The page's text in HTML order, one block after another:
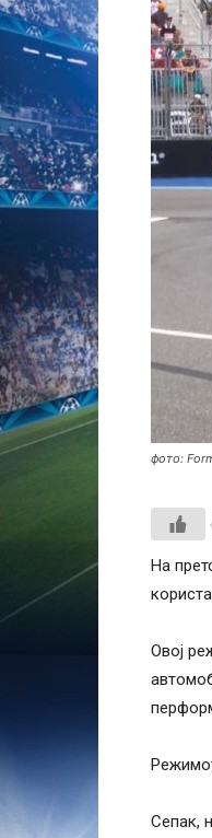
фото:
На
Овој
Сепак,